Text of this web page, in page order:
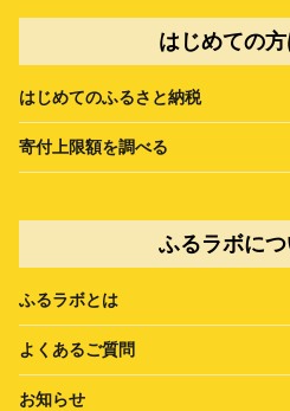
はじめての
はじめてのふるさと納税
寄付上限額を調べる
ふるラボに
ふるラボとは
よくあるご質問
お知らせ